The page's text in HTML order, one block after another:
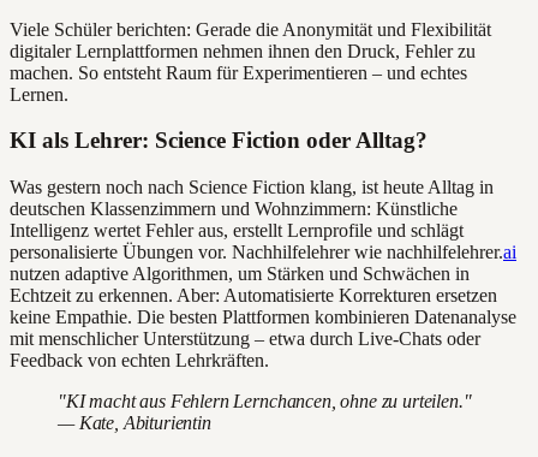
Viele Schüler berichten: Gerade die Anonymität und Flexibilität
digitaler Lernplattformen nehmen ihnen den Druck, Fehler zu
machen. So entsteht Raum für Experimentieren – und echtes
Lernen.
KI als Lehrer: Science Fiction oder Alltag?
Was gestern noch nach Science Fiction klang, ist heute Alltag in
deutschen Klassenzimmern und Wohnzimmern: Künstliche
Intelligenz wertet Fehler aus, erstellt Lernprofile und schlägt
personalisierte Übungen vor. Nachhilfelehrer wie nachhilfelehrer.ai
nutzen adaptive Algorithmen, um Stärken und Schwächen in
Echtzeit zu erkennen. Aber: Automatisierte Korrekturen ersetzen
keine Empathie. Die besten Plattformen kombinieren Datenanalyse
mit menschlicher Unterstützung – etwa durch Live-Chats oder
Feedback von echten Lehrkräften.
"KI macht aus Fehlern Lernchancen, ohne zu urteilen."
— Kate, Abiturientin